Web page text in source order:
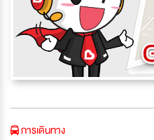
การเดินทาง